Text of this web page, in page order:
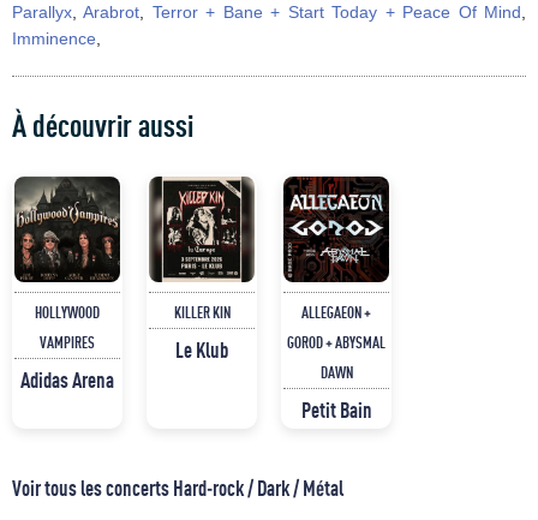
Parallyx ,Arabrot Terror + Bane + Start Today + Peace Of Mind
Imminence
À découvrir aussi
HOLLYWOOD
VAMPIRES
Adidas Arena
KILLER KIN
Le Klub
ALLEGAEON +
GOROD + ABYSMAL
DAWN
Petit Bain
Voir tous les concerts Hard-rock / Dark / Métal